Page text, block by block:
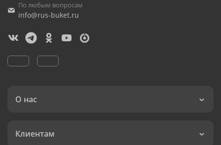
По любым вопросам
info@rus-buket.ru
О нас
Клиентам